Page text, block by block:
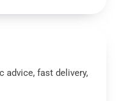
advice, fast delivery,